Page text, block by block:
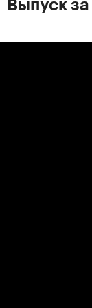
Выпуск